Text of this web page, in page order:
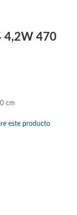
4,2W 470
Dimensiones del embalaje: 13,400 3,800 3,800 cm
este producto